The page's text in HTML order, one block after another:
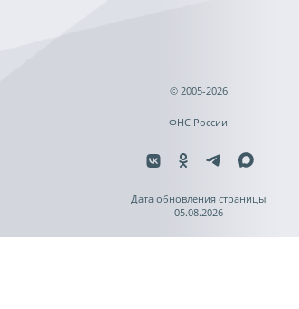
© 2005-2026
ФНС России
Дата обновления страницы
05.08.2026